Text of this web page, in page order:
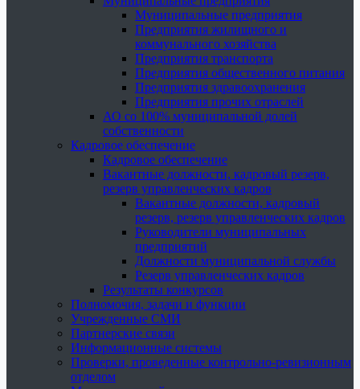
Муниципальные предприятия
Предприятия жилищного и
коммунального хозяйства
Предприятия транспорта
Предприятия общественного питания
Предприятия здравоохранения
Предприятия прочих отраслей
АО со 100% муниципальной долей
собственности
Кадровое обеспечение
Кадровое обеспечение
Вакантные должности, кадровый резерв,
резерв управленческих кадров
Вакантные должности, кадровый
резерв, резерв управленческих кадров
Руководители муниципальных
предприятий
Должности муниципальной службы
Резерв управленческих кадров
Результаты конкурсов
Полномочия, задачи и функции
Учрежденные СМИ
Партнерские связи
Информационные системы
Проверки, проведенные контрольно-ревизионным
отделом